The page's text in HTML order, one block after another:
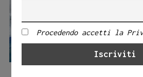
Procedendo accetti la